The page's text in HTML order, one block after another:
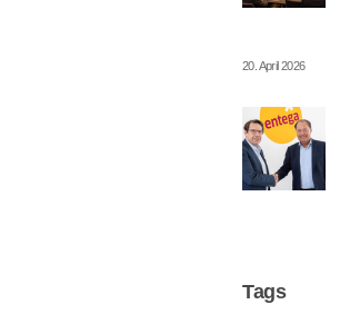
20. April 2026
Tags